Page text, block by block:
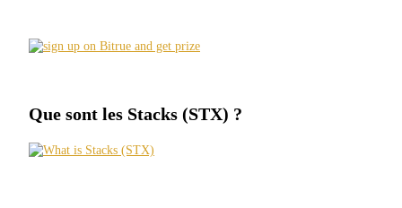
premières
Que sont les Stacks (STX) ?